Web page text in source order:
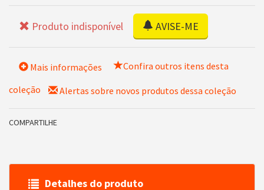
Produto indisponível AVISE-ME
Mais informações
Confira outros itens desta
coleção
Alertas sobre novos produtos dessa coleção
COMPARTILHE
Detalhes do produto